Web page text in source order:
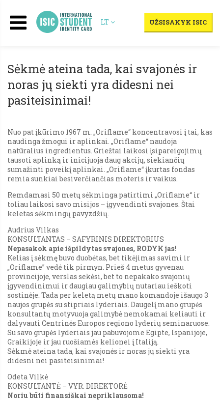
LT UŽSISAKYK ISIC
Sėkmė ateina tada, kai svajonės ir
noras jų siekti yra didesni nei
pasiteisinimai!
Nuo pat įkūrimo 1967 m. „Oriflame“ koncentravosi į tai, kas
naudinga žmogui ir aplinkai. „Oriflame“ naudoja
natūralius ingredientus. Griežtai laikosi įsipareigojimų
tausoti aplinką ir inicijuoja daug akcijų, siekiančių
sumažinti poveikį aplinkai. „Oriflame“ įkurtas fondas
remia sunkiai besiverčiančias moteris ir vaikus.
Remdamasi 50 metų sėkminga patirtimi „Oriflame“ ir
toliau laikosi savo misijos – įgyvendinti svajones. Štai
keletas sėkmingų pavyzdžių.
Audrius Vilkas
KONSULTANTAS – SAFYRINIS DIREKTORIUS
Nepasakok apie išpildytas svajones, RODYK jas!
Kelias į sėkmę buvo duobėtas, bet tikėjimas savimi ir
„Oriflame” vedė tik pirmyn. Prieš 4 metus gyvenau
provincijoje, verslas sekėsi, bet to nepakako svajonių
įgyvendinimui ir daugiau galimybių nutariau ieškoti
sostinėje. Tada per keletą metų mano komandoje išaugo 3
naujos grupės su stipriais lyderiais. Daugelį mano grupės
konsultantų motyvuoja galimybė nemokamai keliauti ir
dalyvauti Centrinės Europos regiono lyderių seminaruose.
Su savo grupės lyderiais jau pabuvojome Egipte, Ispanijoje,
Graikijoje ir jau ruošiamės kelionei į Italiją.
Sėkmė ateina tada, kai svajonės ir noras jų siekti yra
didesni nei pasiteisinimai!
Odeta Vilkė
KONSULTANTĖ – VYR. DIREKTORĖ
Noriu būti finansiškai nepriklausoma!